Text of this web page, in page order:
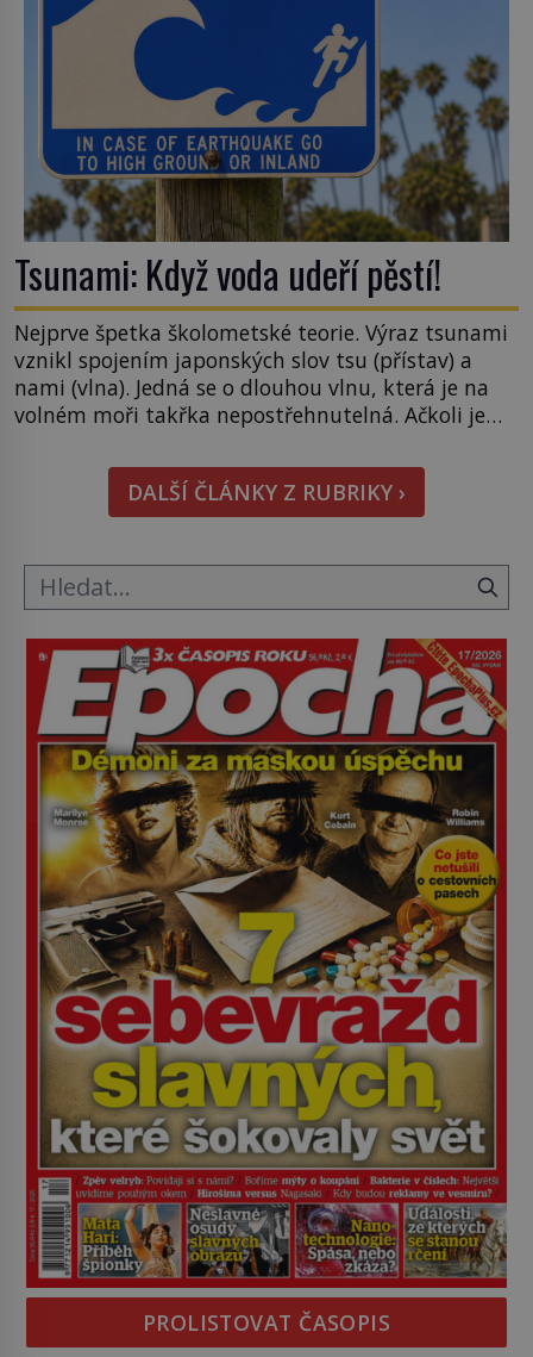
Tsunami: Když voda udeří pěstí!
Nejprve špetka školometské teorie. Výraz tsunami
vznikl spojením japonských slov tsu (přístav) a
nami (vlna). Jedná se o dlouhou vlnu, která je na
volném moři takřka nepostřehnutelná. Ačkoli je
na volném moři je maximálně 1,5 metru. Máme se
podobné obří vlny obávat i v Evropě? Vznik
tsunami si […]
DALŠÍ ČLÁNKY Z RUBRIKY ›
PROLISTOVAT ČASOPIS